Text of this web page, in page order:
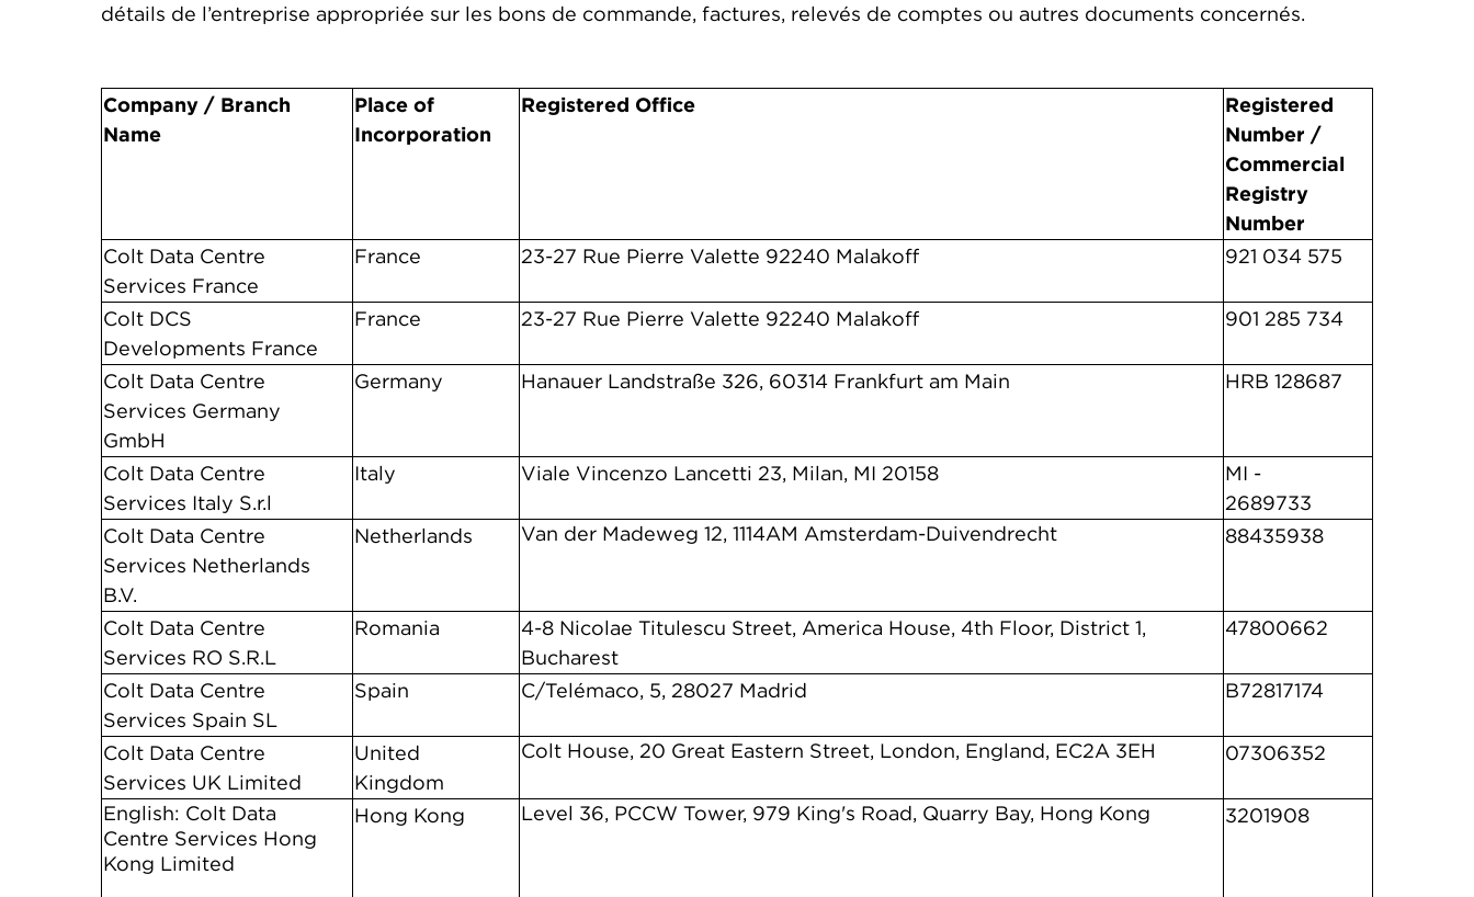
détails de l’entreprise appropriée sur les bons de commande, factures, relevés de comptes ou autres documents concernés.
Company / Branch
Name
Place of
Incorporation
Registered Office
Registered
Number /
Commercial
Registry
Number
Colt Data Centre
Services France
France 23-27 Rue Pierre Valette 92240 Malakoff 921 034 575
Colt DCS
Developments France
France 23-27 Rue Pierre Valette 92240 Malakoff 901 285 734
Colt Data Centre
Services Germany
GmbH
Germany Hanauer Landstraße 326, 60314 Frankfurt am Main HRB 128687
Colt Data Centre
Services Italy S.r.l
Italy Viale Vincenzo Lancetti 23, Milan, MI 20158
MI -
2689733
Colt Data Centre
Services Netherlands
B.V.
Netherlands Van der Madeweg 12, 1114AM Amsterdam-Duivendrecht 88435938
Colt Data Centre
Services RO S.R.L
Romania
4-8 Nicolae Titulescu Street, America House, 4th Floor, District 1,
Bucharest
47800662
Colt Data Centre
Services Spain SL
Spain C/Telémaco, 5, 28027 Madrid B72817174
Colt Data Centre
Services UK Limited
United
Kingdom
Colt House, 20 Great Eastern Street, London, England, EC2A 3EH 07306352
English: Colt Data
Centre Services Hong
Kong Limited
Hong Kong Level 36, PCCW Tower, 979 King's Road, Quarry Bay, Hong Kong 3201908